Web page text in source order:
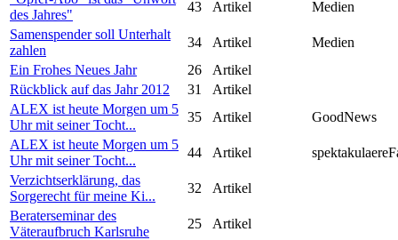
des Jahres"
43 Artikel
Medien
Samenspender soll Unterhalt
zahlen
34 Artikel
Medien
Ein Frohes Neues Jahr
26
Artikel
Rückblick auf das Jahr 2012
31
Artikel
ALEX ist heute Morgen um 5
Uhr mit seiner Tocht...
35 Artikel
GoodNews
ALEX ist heute Morgen um 5
Uhr mit seiner Tocht...
44 Artikel
Verzichtserklärung, das
Sorgerecht für meine Ki...
32
Artikel
Beraterseminar des
Väteraufbruch Karlsruhe
25
Artikel